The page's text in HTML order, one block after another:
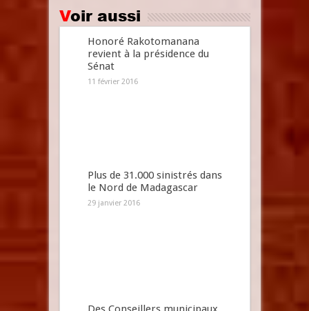
Voir aussi
Honoré Rakotomanana
revient à la présidence du
Sénat
11 février 2016
Plus de 31.000 sinistrés dans
le Nord de Madagascar
29 janvier 2016